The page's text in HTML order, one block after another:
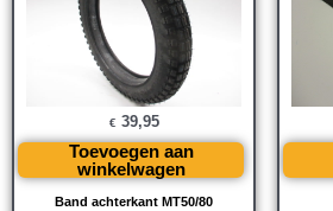
Band achterkant MT50/80
€ 39,95
Toevoegen aan
winkelwagen